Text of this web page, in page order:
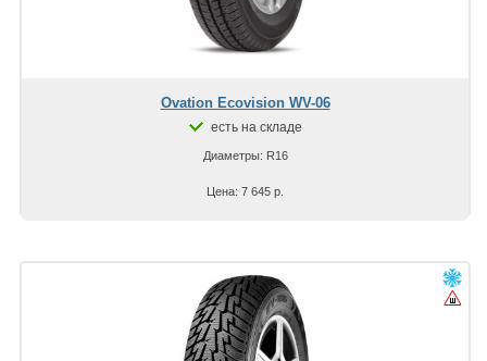
Ovation Ecovision WV-06
есть на складе
Диаметры: R16
Цена: 7 645 р.